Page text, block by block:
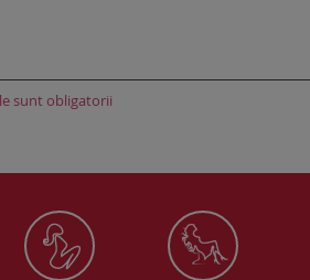
sunt obligatorii